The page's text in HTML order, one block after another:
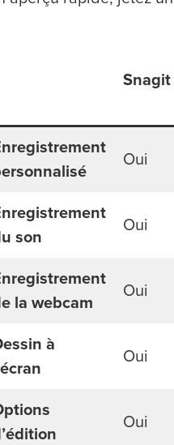
Snagit
Oui
son
Oui
la webcam
Oui
à
Oui
Oui